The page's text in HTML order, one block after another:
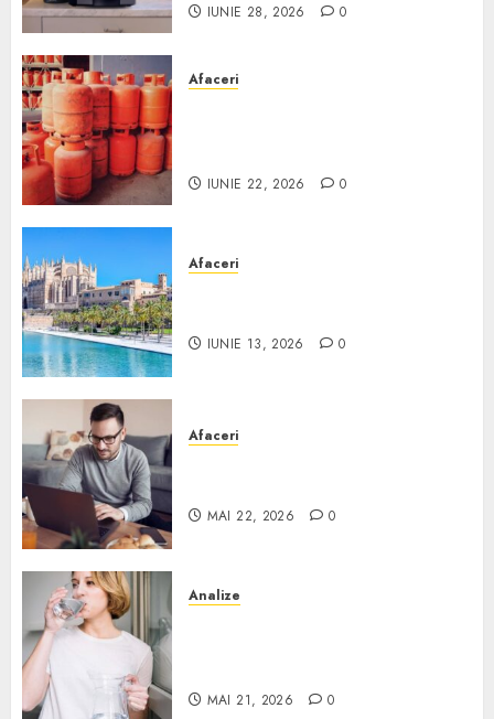
IUNIE 28, 2026 0
Afaceri
IUNIE 22, 2026 0
Afaceri
IUNIE 13, 2026 0
Afaceri
MAI 22, 2026 0
Analize
MAI 21, 2026 0